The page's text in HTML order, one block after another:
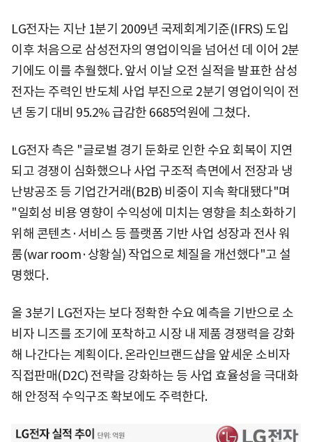
LG전자는 지난 1분기 2009년 국제회계기준(IFRS) 도입
이후 처음으로 삼성전자의 영업이익을 넘어선 데 이어 2분
기에도 이를 추월했다. 앞서 이날 오전 실적을 발표한 삼성
전자는 주력인 반도체 사업 부진으로 2분기 영업이익이 전
년 동기 대비 95.2% 급감한 6685억원에 그쳤다.
LG전자 측은 "글로벌 경기 둔화로 인한 수요 회복이 지연
되고 경쟁이 심화했으나 사업 구조적 측면에서 전장과 냉
난방공조 등 기업간거래(B2B) 비중이 지속 확대됐다"며
"일회성 비용 영향이 수익성에 미치는 영향을 최소화하기
위해 콘텐츠·서비스 등 플랫폼 기반 사업 성장과 전사 워
룸(war room·상황실) 작업으로 체질을 개선했다"고 설
명했다.
올 3분기 LG전자는 보다 정확한 수요 예측을 기반으로 소
비자 니즈를 조기에 포착하고 시장 내 제품 경쟁력을 강화
해 나간다는 계획이다. 온라인브랜드샵을 앞세운 소비자
직접판매(D2C) 전략을 강화하는 등 사업 효율성을 극대화
해 안정적 수익구조 확보에도 주력한다.